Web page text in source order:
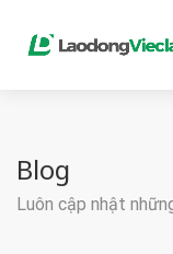
Blog
Luôn cập nhật